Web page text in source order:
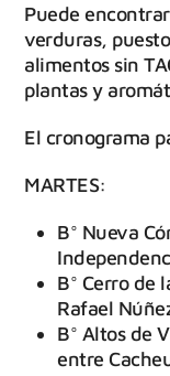
Puede
verduras,
alimentos sin
plantas y
El cronograma
MARTES:
B° Nueva
B° Cerro de
Rafael
B° Altos de
entre